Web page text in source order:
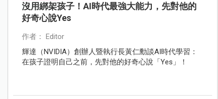
沒用綁架孩子！AI時代最強大能力，先對他的
好奇心說Yes
作者： Editor
輝達（NVIDIA）創辦人暨執行長黃仁勳談AI時代學習：
在孩子證明自己之前，先對他的好奇心說「Yes」！